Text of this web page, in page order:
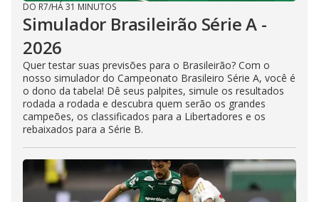
DO R7/HÁ 31 MINUTOS
Simulador Brasileirão Série A -
2026
Quer testar suas previsões para o Brasileirão? Com o
nosso simulador do Campeonato Brasileiro Série A, você é
o dono da tabela! Dê seus palpites, simule os resultados
rodada a rodada e descubra quem serão os grandes
campeões, os classificados para a Libertadores e os
rebaixados para a Série B.